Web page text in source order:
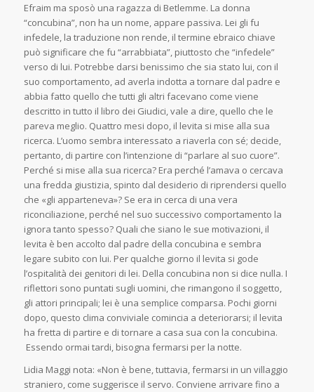
Efraim ma sposò una ragazza di Betlemme. La donna
“concubina”, non ha un nome, appare passiva. Lei gli fu
infedele, la traduzione non rende, il termine ebraico chiave
può significare che fu “arrabbiata”, piuttosto che “infedele”
verso di lui. Potrebbe darsi benissimo che sia stato lui, con il
suo comportamento, ad averla indotta a tornare dal padre e
abbia fatto quello che tutti gli altri facevano come viene
descritto in tutto il libro dei Giudici, vale a dire, quello che le
pareva meglio. Quattro mesi dopo, il levita si mise alla sua
ricerca. L’uomo sembra interessato a riaverla con sé; decide,
pertanto, di partire con l’intenzione di “parlare al suo cuore”.
Perché si mise alla sua ricerca? Era perché l’amava o cercava
una fredda giustizia, spinto dal desiderio di riprendersi quello
che «gli apparteneva»? Se era in cerca di una vera
riconciliazione, perché nel suo successivo comportamento la
ignora tanto spesso? Quali che siano le sue motivazioni, il
levita è ben accolto dal padre della concubina e sembra
legare subito con lui. Per qualche giorno il levita si gode
l’ospitalità dei genitori di lei. Della concubina non si dice nulla. I
riflettori sono puntati sugli uomini, che rimangono il soggetto,
gli attori principali; lei è una semplice comparsa. Pochi giorni
dopo, questo clima conviviale comincia a deteriorarsi; il levita
ha fretta di partire e di tornare a casa sua con la concubina.
Essendo ormai tardi, bisogna fermarsi per la notte.
Lidia Maggi nota: «Non è bene, tuttavia, fermarsi in un villaggio
straniero, come suggerisce il servo. Conviene arrivare fino a